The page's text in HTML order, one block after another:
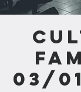
03/